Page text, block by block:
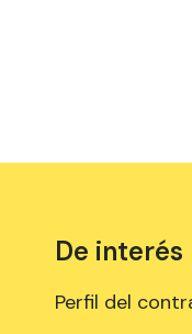
De interés
Perfil del